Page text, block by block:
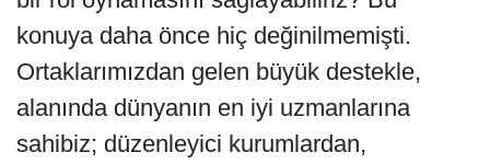
konuya daha önce hiç değinilmemişti.
Ortaklarımızdan gelen büyük destekle,
alanında dünyanın en iyi uzmanlarına
sahibiz; düzenleyici kurumlardan,